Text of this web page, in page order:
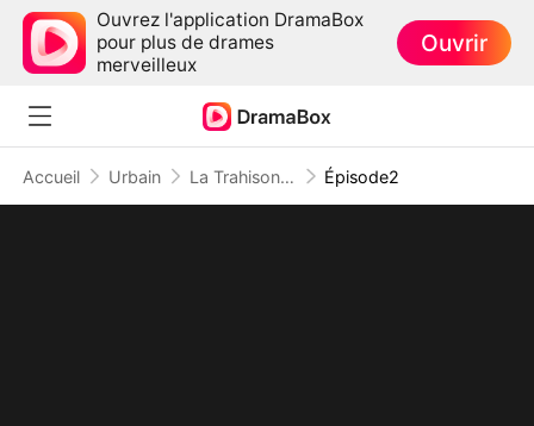
Ouvrez l'application DramaBox
pour plus de drames
merveilleux
Ouvrir
Accueil Urbain La Trahison ou le Pardon ? Épisode2